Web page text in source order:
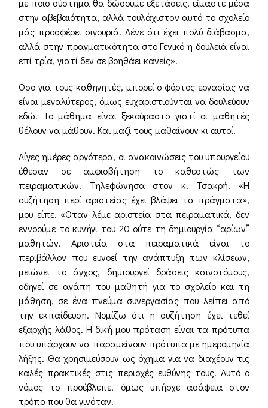
στην αβεβαιότητα, αλλά τουλάχιστον αυτό το σχολείο
μάς προσφέρει σιγουριά. Λένε ότι έχει πολύ διάβασμα,
αλλά στην πραγματικότητα στο Γενικό η δουλειά είναι
επί τρία, γιατί δεν σε βοηθάει κανείς».
Οσο για τους καθηγητές, μπορεί ο φόρτος εργασίας να
είναι μεγαλύτερος, όμως ευχαριστιούνται να δουλεύουν
εδώ. Το μάθημα είναι ξεκούραστο γιατί οι μαθητές
θέλουν να μάθουν. Και μαζί τους μαθαίνουν κι αυτοί.
Λίγες ημέρες αργότερα, οι ανακοινώσεις του υπουργείου
έθεσαν σε αμφισβήτηση το καθεστώς των
πειραματικών. Τηλεφώνησα στον κ. Τσακρή. «Η
συζήτηση περί αριστείας έχει βλάψει τα πράγματα»,
μου είπε. «Οταν λέμε αριστεία στα πειραματικά, δεν
εννοούμε το κυνήγι του 20 ούτε τη δημιουργία “αρίων”
μαθητών. Αριστεία στα πειραματικά είναι το
περιβάλλον που ευνοεί την ανάπτυξη των κλίσεων,
μειώνει το άγχος, δημιουργεί δράσεις καινοτόμους,
οδηγεί σε αγάπη του μαθητή για το σχολείο και τη
μάθηση, σε ένα πνεύμα συνεργασίας που λείπει από
την εκπαίδευση. Νομίζω ότι η συζήτηση έχει τεθεί
εξαρχής λάθος. Η δική μου πρόταση είναι τα πρότυπα
που υπάρχουν να παραμείνουν πρότυπα με ημερομηνία
λήξης. Θα χρησιμεύσουν ως όχημα για να διαχέουν τις
καλές πρακτικές στις περιοχές ευθύνης τους. Αυτό ο
νόμος το προέβλεπε, όμως υπήρχε ασάφεια στον
τρόπο που θα γινόταν.